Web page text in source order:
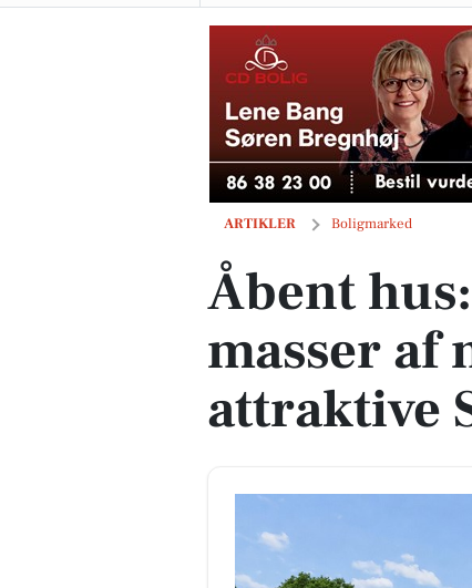
ARTIKLER Boligmarked
Åbent hus: Bolig med masser af
Åbent
masser af
attraktive